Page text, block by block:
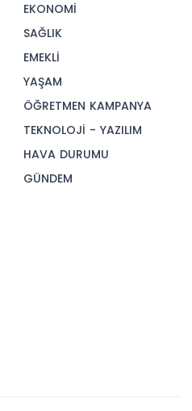
EKONOMİ
SAĞLIK
EMEKLİ
YAŞAM
ÖĞRETMEN KAMPANYA
TEKNOLOJİ - YAZILIM
HAVA DURUMU
GÜNDEM